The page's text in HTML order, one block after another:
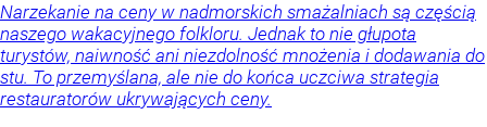
Narzekanie na ceny w nadmorskich smażalniach są częścią
naszego wakacyjnego folkloru. Jednak to nie głupota
turystów, naiwność ani niezdolność mnożenia i dodawania do
stu. To przemyślana, ale nie do końca uczciwa strategia
restauratorów ukrywających ceny.